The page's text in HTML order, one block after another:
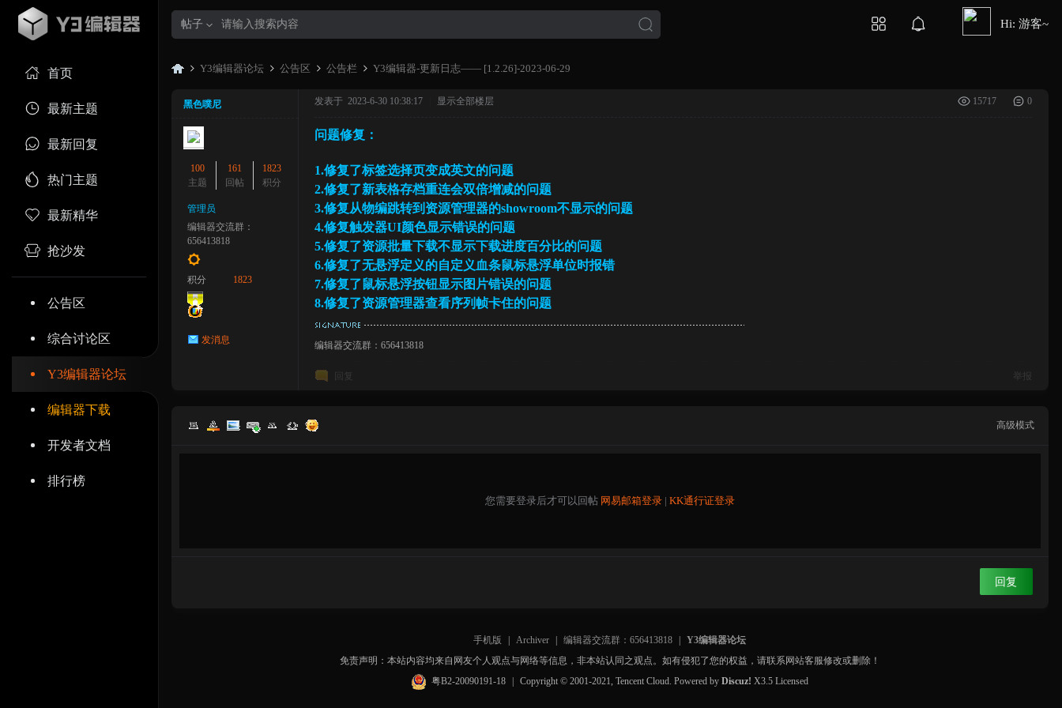
首页
最新主题
最新回复
热门主题
最新精华
抢沙发
公告区
综合讨论区
Y3编辑器论坛
编辑器下载
开发者文档
排行榜
帖子 Hi: 游客~
»
Y3编辑器论坛 公告区 公告栏
›
Y3编辑器-更新日志—— [1.2.26]-2023-06-29
黑色噗尼
100
主题
161
回帖
1823
积分
管理员
编辑器交流群：
656413818
积分 1823
发消息
发表于 2023-6-30 10:38:17 显示全部楼层 15717 0
问题修复：
1.修复了标签选择页变成英文的问题
2.修复了新表格存档重连会双倍增减的问题
3.修复从物编跳转到资源管理器的showroom不显示的问题
4.修复触发器UI颜色显示错误的问题
5.修复了资源批量下载不显示下载进度百分比的问题
6.修复了无悬浮定义的自定义血条鼠标悬浮单位时报错
7.修复了鼠标悬浮按钮显示图片错误的问题
8.修复了资源管理器查看序列帧卡住的问题
编辑器交流群：656413818
回复 举报
高级模式
您需要登录后才可以回帖 网易邮箱登录| KK通行证登录
回复
手机版 Archiver 编辑器交流群：656413818
Y3编辑器论坛
免责声明：本站内容均来自网友个人观点与网络等信息，非本站认同之观点。如有侵犯了您的权益，请联系网站客服修改或删除！
粤B2-20090191-18
Copyright © 2001-2021, Tencent Cloud. Powered byDiscuz! X3.5 Licensed